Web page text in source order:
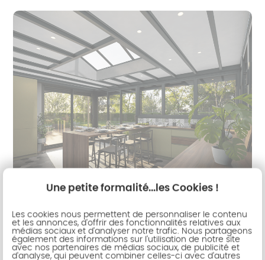
Cette extension se distingue par ses lignes droites,
son toit plat et sa capacité à se fondre
naturellement dans l'architecture de votre maison.
Une petite formalité...les Cookies !
Les cookies nous permettent de personnaliser le contenu
et les annonces, d'offrir des fonctionnalités relatives aux
médias sociaux et d'analyser notre trafic. Nous partageons
également des informations sur l'utilisation de notre site
avec nos partenaires de médias sociaux, de publicité et
d'analyse, qui peuvent combiner celles-ci avec d'autres